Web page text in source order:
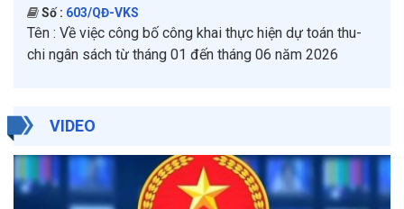
Số : 603/QĐ-VKS
Tên : Về việc công bố công khai thực hiện dự toán thu-
chi ngân sách từ tháng 01 đến tháng 06 năm 2026
VIDEO